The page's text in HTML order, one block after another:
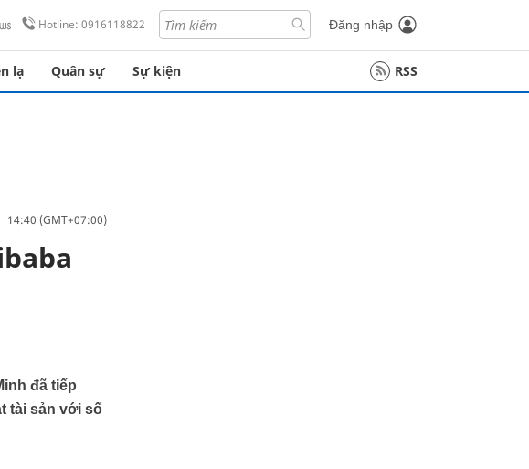
Hotline: 0916118822 Đăng nhập
lạ Quân sự Sự kiện RSS
(GMT+07:00)
đã tiếp
tài sản với số